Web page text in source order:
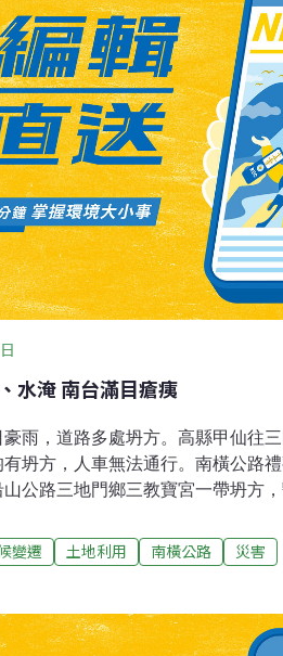
水淹 南台滿目瘡痍
雨，道路多處坍方。高縣甲仙往三
有坍方，人車無法通行。南橫公路
公路三地門鄉三教寶宮一帶坍方
人員到場了解，認為是老舊橋墩受
溪水位不斷貼近里港大橋旁便橋，
鎮鄉公所已緊急搶修。玉南公路
坍陷，只能單線通車。岡山鎮共
變遷 土地利用 南橫公路 災害